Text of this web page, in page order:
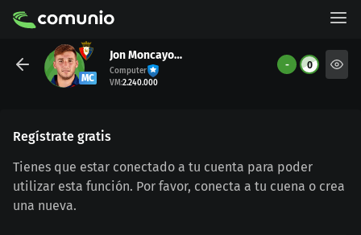
MC
Jon Moncayola
Computer
VM:2.240.000
- 0
Regístrate gratis
Tienes que estar conectado a tu cuenta para poder
utilizar esta función. Por favor, conecta a tu cuena o crea
una nueva.